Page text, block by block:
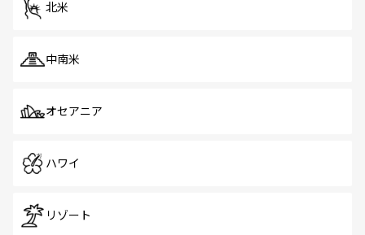
北米
中南米
オセアニア
ハワイ
リゾート